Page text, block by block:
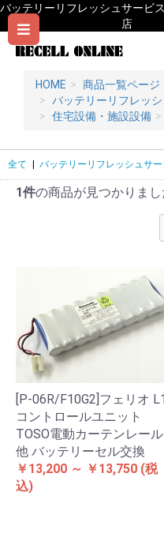
バッテリーリフレッシュサービ
店
HOME
商品一覧ページ
バッテリーリフレッ
住宅設備・施設設備
全て バッテリーリフレッシュサー
1件の商品が見つかりまし
[P-06R/F10G2]フェリオ
コントロールユニット
TOSO電動カーテンレール
他 バッテリーセル交換
￥13,200 ～ ￥13,750 (税
込)